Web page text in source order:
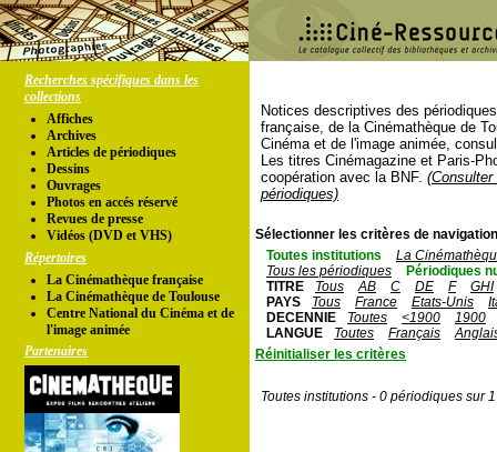
Recherches spécifiques dans les
collections
Affiches
Archives
Articles de périodiques
Dessins
Ouvrages
Photos en accés réservé
Revues de presse
Vidéos (DVD et VHS)
Répertoires
La Cinémathèque française
La Cinémathèque de Toulouse
Centre National du Cinéma et de
l'image animée
Partenaires
Notices descriptives des
française, de la Cinémathèque de
Cinéma et de l'image animée,
Les titres Cinémagazine et Paris-
coopération avec la BNF.
périodiques)
Sélectionner les critères de
Toutes institutions
La
Tous les périodiques
Périodiques
TITRE
Tous AB C DE F
GHI
PAYS
Tous France Etats-Unis
DECENNIE
Toutes <1900
1900
LANGUE
Toutes Français
Réinitialiser les critères
Toutes institutions - 0 périodiques sur